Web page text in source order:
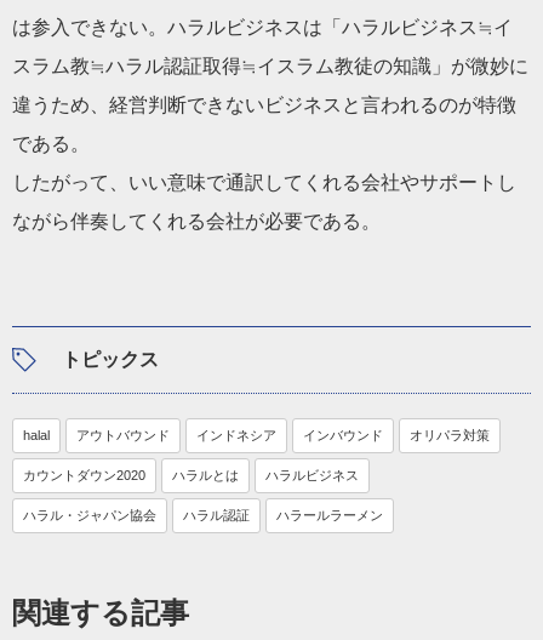
は参入できない。ハラルビジネスは「ハラルビジネス≒イ
スラム教≒ハラル認証取得≒イスラム教徒の知識」が微妙に
違うため、経営判断できないビジネスと言われるのが特徴
である。
したがって、いい意味で通訳してくれる会社やサポートし
ながら伴奏してくれる会社が必要である。
トピックス
halal アウトバウンド インドネシア インバウンド オリパラ対策
カウントダウン2020 ハラルとは ハラルビジネス
ハラル・ジャパン協会 ハラル認証 ハラールラーメン
関連する記事